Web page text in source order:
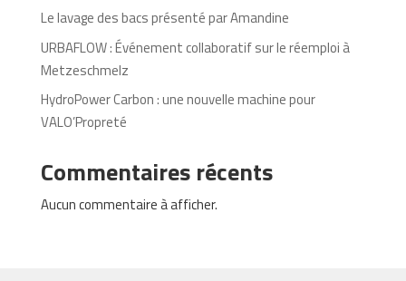
Le lavage des bacs présenté par Amandine
URBAFLOW : Événement collaboratif sur le réemploi à
Metzeschmelz
HydroPower Carbon : une nouvelle machine pour
VALO’Propreté
Commentaires récents
Aucun commentaire à afficher.